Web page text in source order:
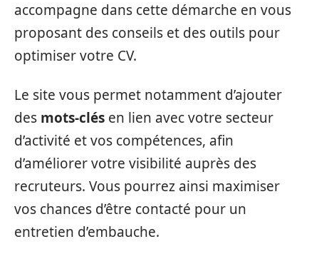
accompagne dans cette démarche en vous
proposant des conseils et des outils pour
optimiser votre CV.
Le site vous permet notamment d’ajouter
des mots-clés en lien avec votre secteur
d’activité et vos compétences, afin
d’améliorer votre visibilité auprès des
recruteurs. Vous pourrez ainsi maximiser
vos chances d’être contacté pour un
entretien d’embauche.